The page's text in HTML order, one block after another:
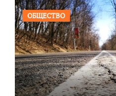
ОБЩЕСТВО